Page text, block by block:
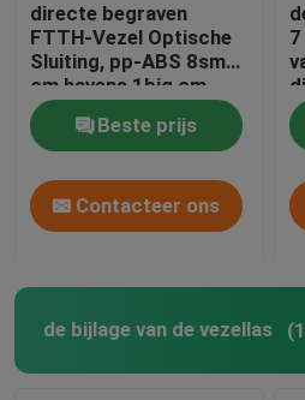
directe begraven
FTTH-Vezel Optische
Sluiting, pp-ABS 8small
om havens 1big om
64sc
Beste prijs
Contacteer ons
de bijlage van de vezellas